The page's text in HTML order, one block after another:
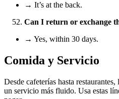
→ It’s at the back.
Can I return or exchange
→ Yes, within 30 days.
Comida y Servicio
Desde cafeterías hasta
un servicio más fluido. Usa estas